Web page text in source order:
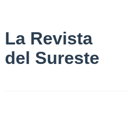
La Revista
del Sureste